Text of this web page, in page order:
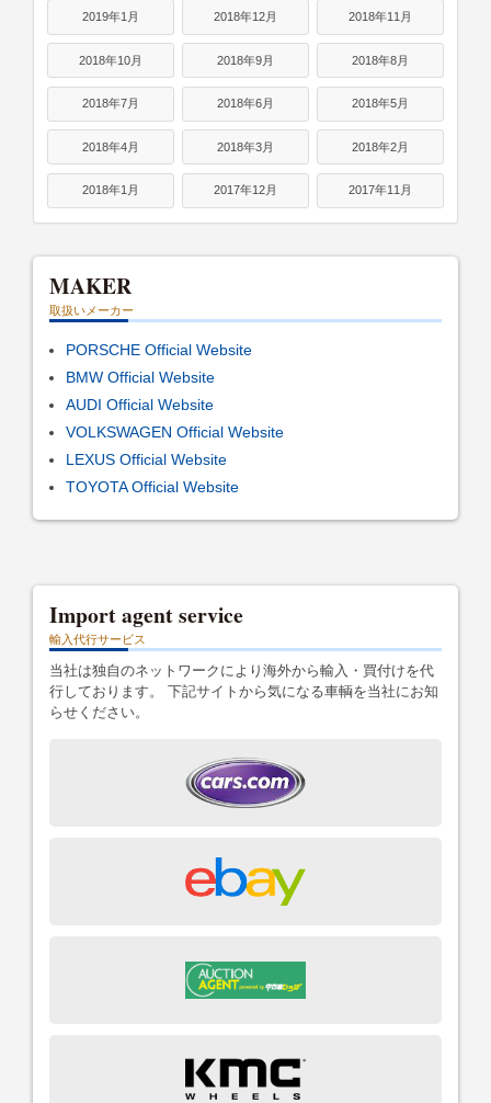
2019年1月 2018年12月 2018年11月
2018年10月 2018年9月 2018年8月
2018年7月 2018年6月 2018年5月
2018年4月 2018年3月 2018年2月
2018年1月 2017年12月 2017年11月
MAKER
取扱いメーカー
PORSCHE Official Website
BMW Official Website
AUDI Official Website
VOLKSWAGEN Official Website
LEXUS Official Website
TOYOTA Official Website
Import agent service
輸入代行サービス
当社は独自のネットワークにより海外から輸入・買付けを代
行しております。 下記サイトから気になる車輌を当社にお知
らせください。